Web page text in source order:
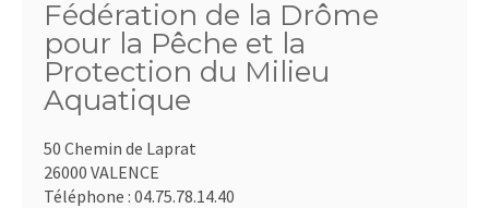
Fédération de la Drôme
pour la Pêche et la
Protection du Milieu
Aquatique
50 Chemin de Laprat
26000 VALENCE
Téléphone : 04.75.78.14.40